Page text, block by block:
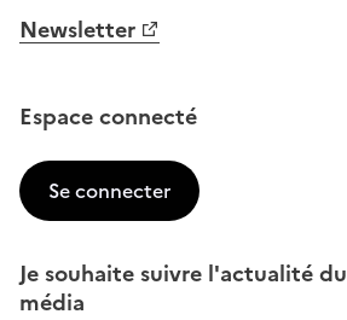
Newsletter
Espace connecté
Se connecter
Je souhaite suivre l'actualité du
média